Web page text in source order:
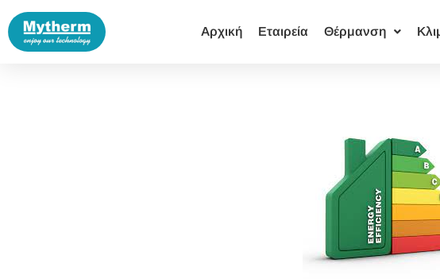
Αρχική Εταιρεία Θέρμανση